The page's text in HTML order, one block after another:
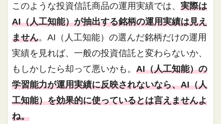
このような投資信託商品の運用実績では、実際は
AI（人工知能）が抽出する銘柄の運用実績は見え
ません。AI（人工知能）の選んだ銘柄だけの運用
実績を見れば、一般の投資信託と変わらないか、
もしかしたら却って悪いかも。AI（人工知能）の
学習能力が運用実績に反映されないなら、AI（人
工知能）を効果的に使っているとは言えませんよ
ね。